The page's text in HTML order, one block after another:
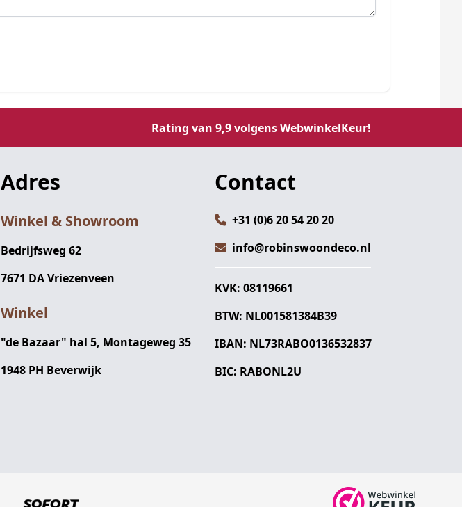
Rating van 9,9 volgens WebwinkelKeur!
Adres
Winkel & Showroom
Bedrijfsweg 62
7671 DA Vriezenveen
Winkel
"de Bazaar" hal 5, Montageweg 35
1948 PH Beverwijk
Contact
+31 (0)6 20 54 20 20
info@robinswoondeco.nl
KVK: 08119661
BTW: NL001581384B39
IBAN: NL73RABO0136532837
BIC: RABONL2U